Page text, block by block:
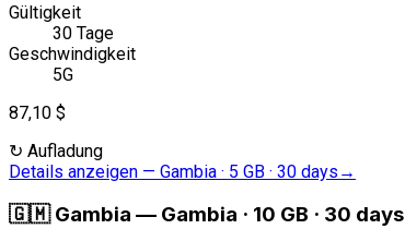
Gültigkeit
30 Tage
Geschwindigkeit
5G
87,10 $
↻ Aufladung
Details anzeigen — Gambia · 5 GB · 30 days →
🇬🇲 Gambia — Gambia · 10 GB · 30 days